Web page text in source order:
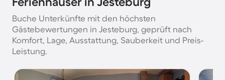
Buche Unterkünfte mit den höchsten
Gästebewertungen in Jesteburg, geprüft nach
Komfort, Lage, Ausstattung, Sauberkeit und Preis-
Leistung.